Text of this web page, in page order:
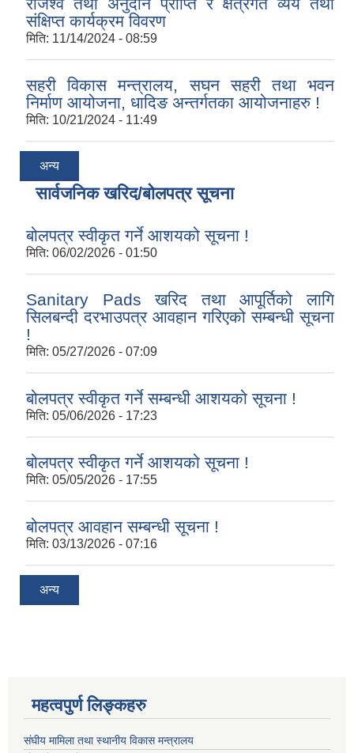
राजश्व तथा अनुदान प्राप्ति र क्षेत्रगत व्यय तथा
संक्षिप्त कार्यक्रम विवरण
मिति: 11/14/2024 - 08:59
सहरी विकास मन्त्रालय, सघन सहरी तथा भवन
निर्माण आयोजना, धादिङ अन्तर्गतका आयोजनाहरु !
मिति: 10/21/2024 - 11:49
अन्य
सार्वजनिक खरिद/बोलपत्र सूचना
बोलपत्र स्वीकृत गर्ने आशयको सूचना !
मिति: 06/02/2026 - 01:50
Sanitary Pads खरिद तथा आपूर्तिको लागि
सिलबन्दी दरभाउपत्र आवहान गरिएको सम्बन्धी सूचना
!
मिति: 05/27/2026 - 07:09
बोलपत्र स्वीकृत गर्ने सम्बन्धी आशयको सूचना !
मिति: 05/06/2026 - 17:23
बोलपत्र स्वीकृत गर्ने आशयको सूचना !
मिति: 05/05/2026 - 17:55
बोलपत्र आवहान सम्बन्धी सूचना !
मिति: 03/13/2026 - 07:16
अन्य
महत्वपुर्ण लिङ्कहरु
संघीय मामिला तथा स्थानीय विकास मन्त्रालय